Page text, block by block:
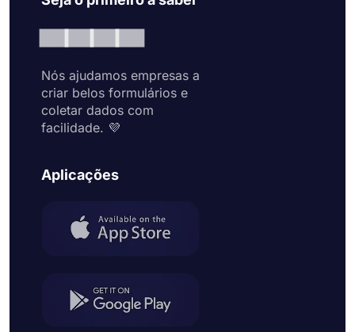
Nós ajudamos empresas a
criar belos formulários e
coletar dados com
facilidade. 💜
Aplicações